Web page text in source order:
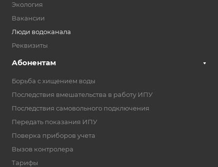
Экология
Вакансии
Люди водоканала
Реквизиты
Абонентам
Борьба с хищением воды
Последствия вмешательства в работу ИПУ
Последствия самовольного подключения
Передать показания ИПУ
Поверка приборов учета
Вызов контролера
Тарифы